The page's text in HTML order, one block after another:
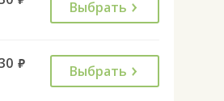
Выбрать
руб. Выбрать